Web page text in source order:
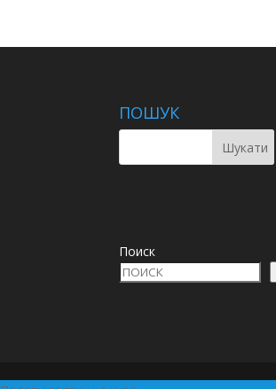
ПОШУК
Поиск